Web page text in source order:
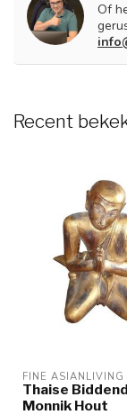
Of
Recent
FINE ASIANLIVING
Thaise
Monnik Hout